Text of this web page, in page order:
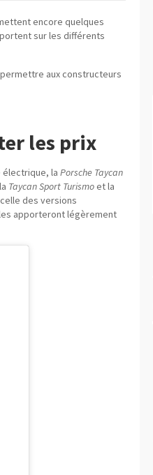
encore quelques
sur les différents
aux constructeurs
les prix
électrique, la Porsche Taycan
Taycan Sport Turismoet la
des versions
apporteront légèrement